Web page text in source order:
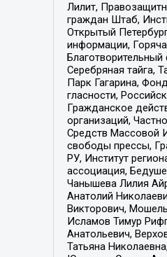
Лилит,
граждан Штаб,
Открытый
информации,
Серебряная тайга,
Парк Гагарина,
гласности,
Гражданское
организаций,
Средств Массовой
свободы прессы,
РУ, Институт
ассоциация,
Чанышева Лилия
Анатолий
Викторович,
Исламов Тимур
Анатольевич,
Татьяна